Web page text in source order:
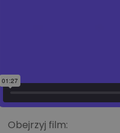
Obejrzyj film: